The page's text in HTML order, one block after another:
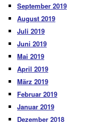
September 2019
August 2019
Juli 2019
Juni 2019
Mai 2019
April 2019
März 2019
Februar 2019
Januar 2019
Dezember 2018